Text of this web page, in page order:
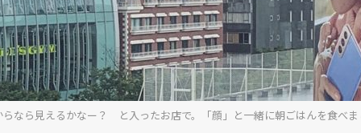
らなら見えるかなー？ と入ったお店で。「顔」と一緒に朝ごはんを食べま